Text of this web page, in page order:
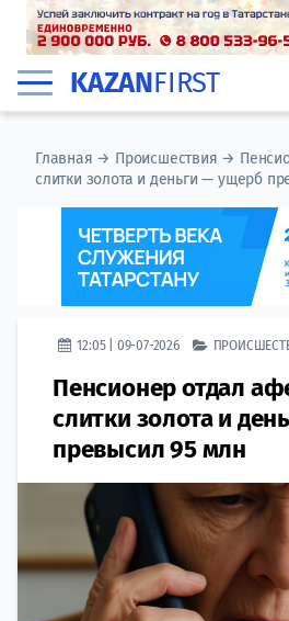
KAZANFIRST
Главная → Происшествия →
слитки золота и деньги — ущерб
12:05 | 09-07-2026
Пенсионер отдал
слитки золота и
превысил 95 млн